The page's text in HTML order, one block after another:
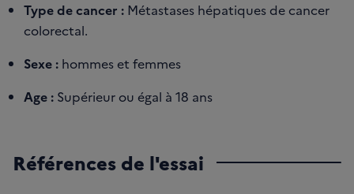
Type de cancer : Métastases hépatiques de cancer
colorectal.
Sexe : hommes et femmes
Age : Supérieur ou égal à 18 ans
Références de l'essai